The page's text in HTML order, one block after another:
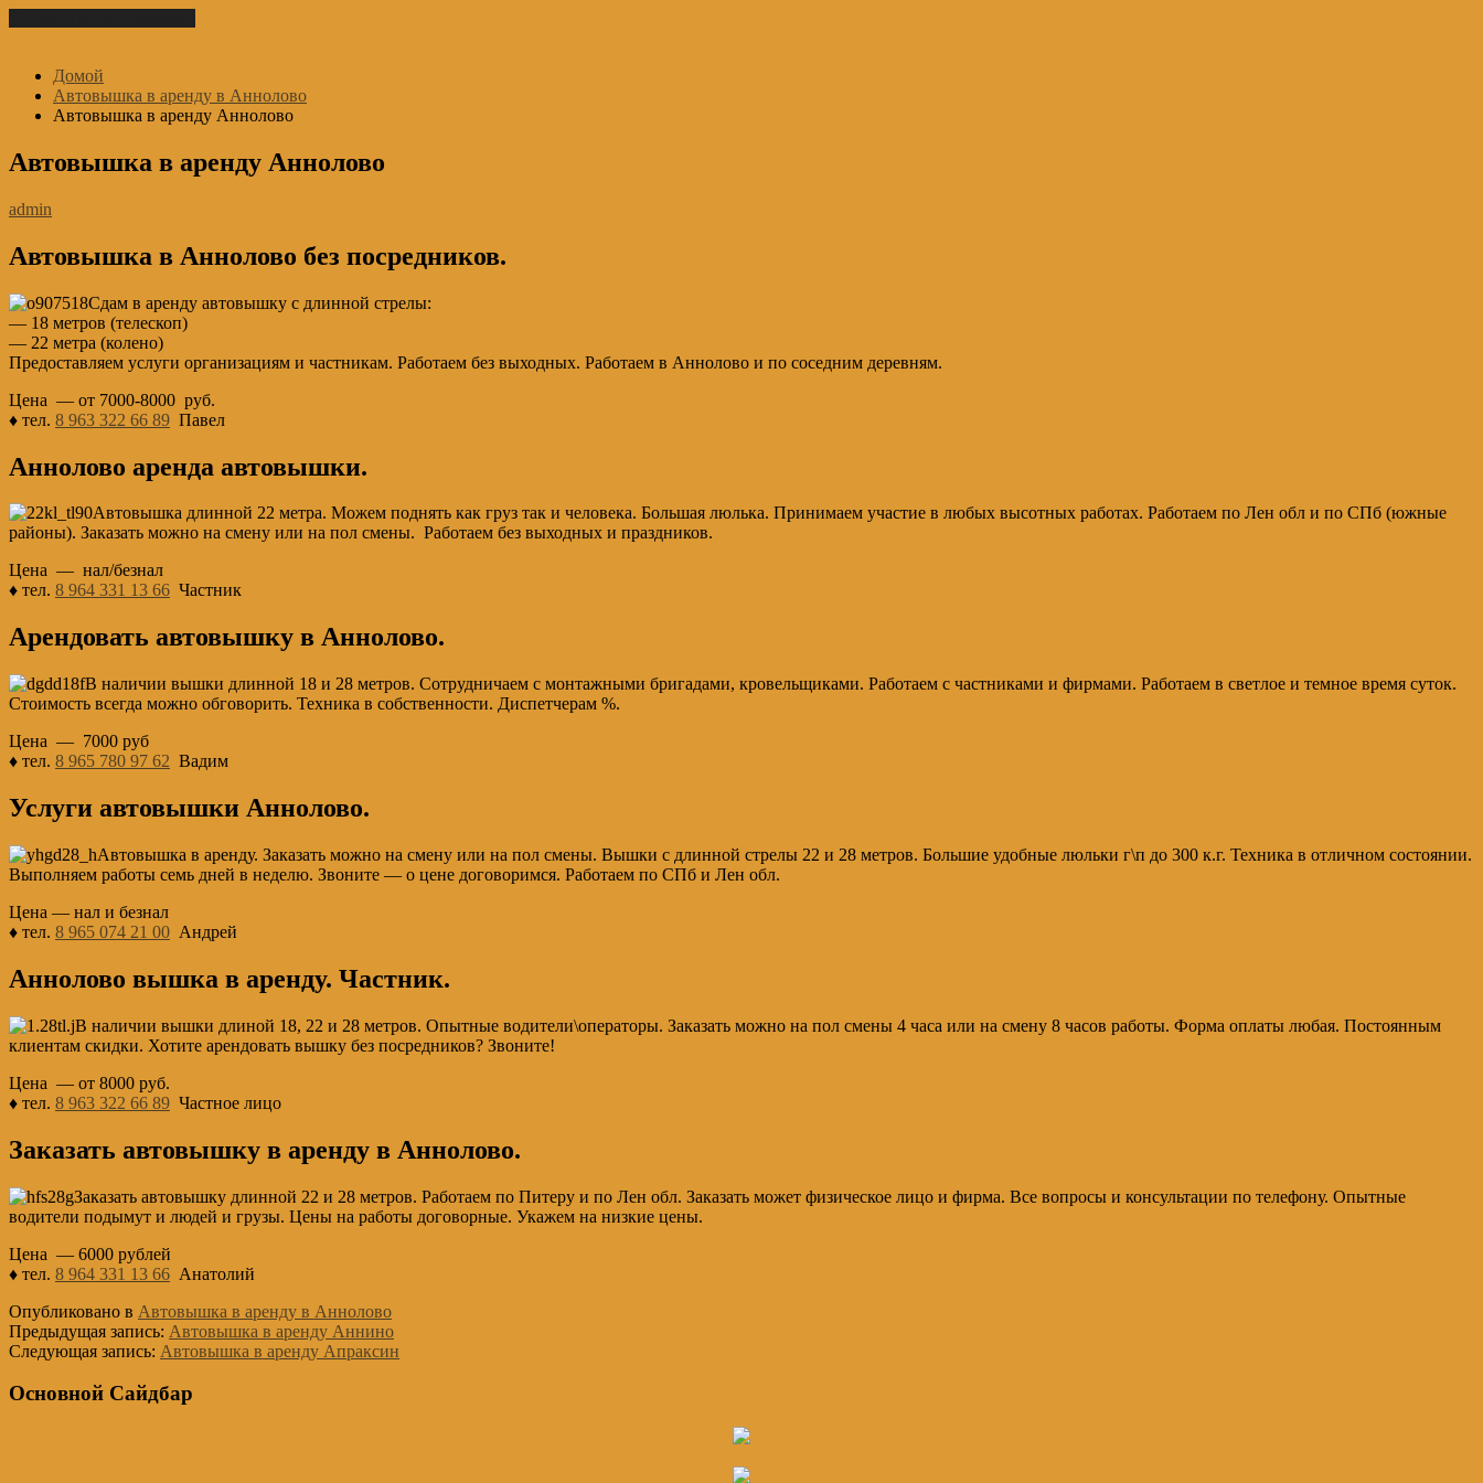
Домой
Автовышка в аренду в Аннолово
Автовышка в аренду Аннолово
Автовышка в аренду Аннолово
admin
Автовышка в Аннолово без посредников.
Сдам в аренду автовышку с длинной стрелы:
— 18 метров (телескоп)
— 22 метра (колено)
Предоставляем услуги организациям и частникам. Работаем без выходных. Работаем в Аннолово и по соседним деревням.
Цена — от 7000-8000 руб.
♦ тел. 8 963 322 66 89 Павел
Аннолово аренда автовышки.
Автовышка длинной 22 метра. Можем поднять как груз так и человека. Большая люлька. Принимаем участие в любых высотных работах. Работаем по Лен обл и по СПб (южные
районы). Заказать можно на смену или на пол смены. Работаем без выходных и праздников.
Цена — нал/безнал
♦ тел. 8 964 331 13 66 Частник
Арендовать автовышку в Аннолово.
В наличии вышки длинной 18 и 28 метров. Сотрудничаем с монтажными бригадами, кровельщиками. Работаем с частниками и фирмами. Работаем в светлое и темное время суток.
Стоимость всегда можно обговорить. Техника в собственности. Диспетчерам %.
Цена — 7000 руб
♦ тел. 8 965 780 97 62 Вадим
Услуги автовышки Аннолово.
Автовышка в аренду. Заказать можно на смену или на пол смены. Вышки с длинной стрелы 22 и 28 метров. Большие удобные люльки г\п до 300 к.г. Техника в отличном состоянии.
Выполняем работы семь дней в неделю. Звоните — о цене договоримся. Работаем по СПб и Лен обл.
Цена — нал и безнал
♦ тел. 8 965 074 21 00 Андрей
Аннолово вышка в аренду. Частник.
В наличии вышки длиной 18, 22 и 28 метров. Опытные водители\операторы. Заказать можно на пол смены 4 часа или на смену 8 часов работы. Форма оплаты любая. Постоянным
клиентам скидки. Хотите арендовать вышку без посредников? Звоните!
Цена — от 8000 руб.
♦ тел. 8 963 322 66 89 Частное лицо
Заказать автовышку в аренду в Аннолово.
Заказать автовышку длинной 22 и 28 метров. Работаем по Питеру и по Лен обл. Заказать может физическое лицо и фирма. Все вопросы и консультации по телефону. Опытные
водители подымут и людей и грузы. Цены на работы договорные. Укажем на низкие цены.
Цена — 6000 рублей
♦ тел. 8 964 331 13 66 Анатолий
Опубликовано в Автовышка в аренду в Аннолово
Предыдущая запись: Автовышка в аренду Аннино
Следующая запись: Автовышка в аренду Апраксин
Основной Сайдбар